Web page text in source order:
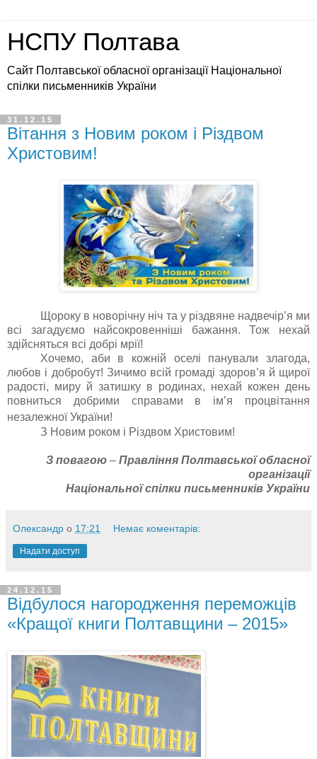
НСПУ Полтава
Сайт Полтавської обласної організації Національної
спілки письменників України
31.12.15
Вітання з Новим роком і Різдвом
Христовим!
Щороку в новорічну ніч та у різдвяне надвечір’я ми
всі загадуємо найсокровенніші бажання. Тож нехай
здійсняться всі добрі мрії!
Хочемо, аби в кожній оселі панували злагода,
любов і добробут! Зичимо всій громаді здоров’я й щирої
радості, миру й затишку в родинах, нехай кожен день
повниться добрими справами в ім’я процвітання
незалежної України!
З Новим роком і Різдвом Христовим!
З повагою – Правління Полтавської обласної
організації
Національної спілки письменників України
Олександр о 17:21 Немає коментарів:
Надати доступ
24.12.15
Відбулося нагородження переможців
«Кращої книги Полтавщини – 2015»